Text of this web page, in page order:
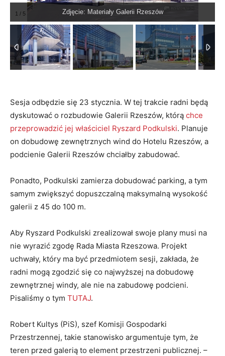
1 / 5 Zdjęcie: Materiały Galerii Rzeszów
Sesja odbędzie się 23 stycznia. W tej trakcie radni będą
dyskutować o rozbudowie Galerii Rzeszów, którą chce
przeprowadzić jej właściciel Ryszard Podkulski. Planuje
on dobudowę zewnętrznych wind do Hotelu Rzeszów, a
podcienie Galerii Rzeszów chciałby zabudować.
Ponadto, Podkulski zamierza dobudować parking, a tym
samym zwiększyć dopuszczalną maksymalną wysokość
galerii z 45 do 100 m.
Aby Ryszard Podkulski zrealizował swoje plany musi na
nie wyrazić zgodę Rada Miasta Rzeszowa. Projekt
uchwały, który ma być przedmiotem sesji, zakłada, że
radni mogą zgodzić się co najwyższej na dobudowę
zewnętrznej windy, ale nie na zabudowę podcieni.
Pisaliśmy o tym TUTAJ.
Robert Kultys (PiS), szef Komisji Gospodarki
Przestrzennej, takie stanowisko argumentuje tym, że
teren przed galerią to element przestrzeni publicznej. –